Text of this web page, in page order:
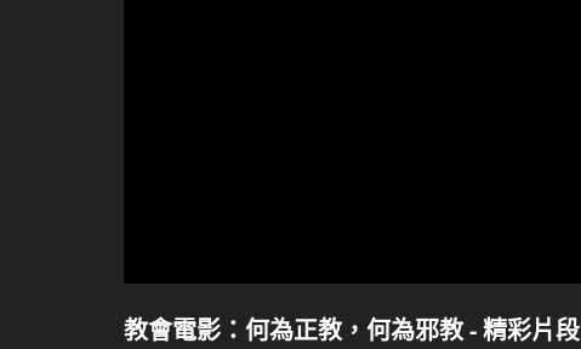
教會電影：何為正教，何為邪教 - 精彩片段